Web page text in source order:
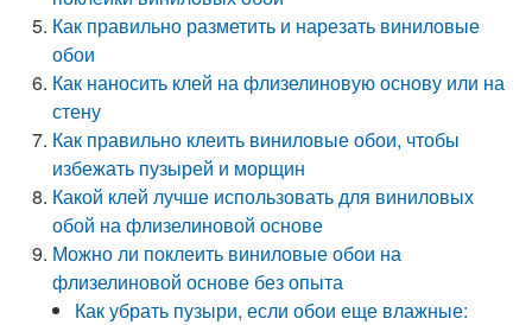
Как правильно разметить и нарезать виниловые
обои
Как наносить клей на флизелиновую основу или на
стену
Как правильно клеить виниловые обои, чтобы
избежать пузырей и морщин
Какой клей лучше использовать для виниловых
обой на флизелиновой основе
Можно ли поклеить виниловые обои на
флизелиновой основе без опыта
Как убрать пузыри, если обои еще влажные: